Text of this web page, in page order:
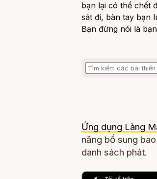
bạn lại có thể chết
sát đi, bàn tay bạn
Bạn đừng nói là
Ứng dụng Làng
năng bổ sung
danh sách phát.